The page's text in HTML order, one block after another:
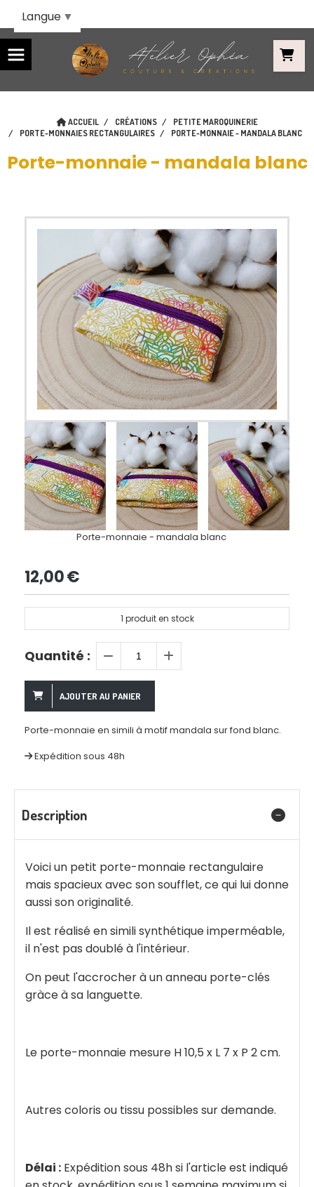
ACCUEIL CRÉATIONS
PETITE MAROQUINERIE
PORTE-MONNAIES RECTANGULAIRES
PORTE-MONNAIE - MANDALA BLANC
Porte-monnaie - mandala blanc
Porte-monnaie - mandala blanc
12,00€
1 produit en stock
Quantité :
AJOUTER AU PANIER
Porte-monnaie en simili à motif mandala sur fond blanc.
Expédition sous 48h
Description
Voici un petit porte-monnaie rectangulaire
mais spacieux avec son soufflet, ce qui lui donne
aussi son originalité.
Il est réalisé en simili synthétique imperméable,
il n'est pas doublé à l'intérieur.
On peut l'accrocher à un anneau porte-clés
gràce à sa languette.
Le porte-monnaie mesure H 10,5 x L 7 x P 2 cm.
Autres coloris ou tissu possibles sur demande.
Délai : Expédition sous 48h si l'article est indiqué
Langue ▼